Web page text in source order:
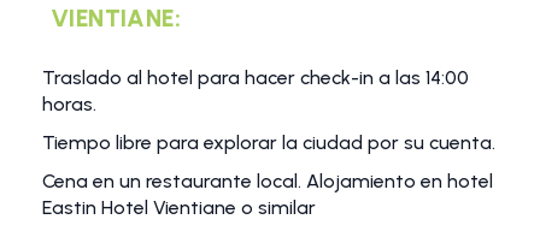
VIENTIANE:
Traslado al hotel para hacer check-in a las 14:00
horas.
Tiempo libre para explorar la ciudad por su cuenta.
Cena en un restaurante local. Alojamiento en hotel
Eastin Hotel Vientiane o similar